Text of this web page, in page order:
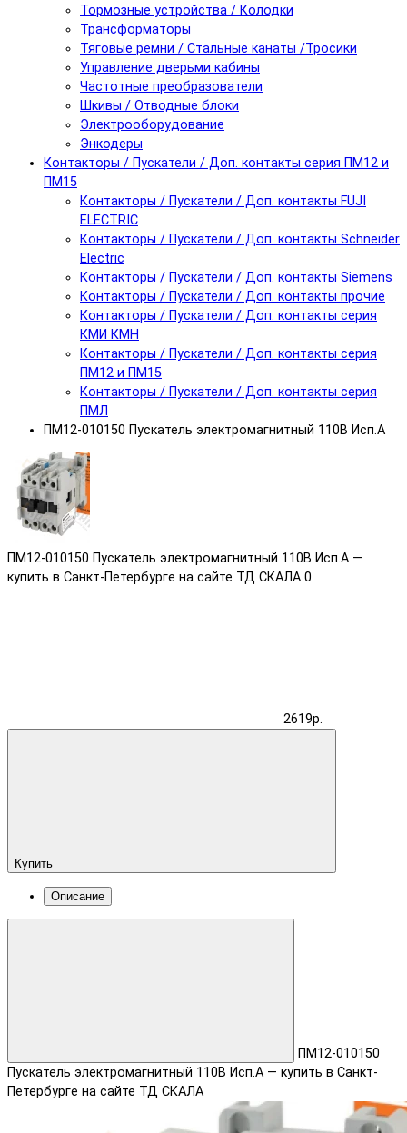
Тормозные устройства / Колодки
Трансформаторы
Тяговые ремни / Стальные канаты /Тросики
Управление дверьми кабины
Частотные преобразователи
Шкивы / Отводные блоки
Электрооборудование
Энкодеры
Контакторы / Пускатели / Доп. контакты серия ПМ12 и
ПМ15
Контакторы / Пускатели / Доп. контакты FUJI
ELECTRIC
Контакторы / Пускатели / Доп. контакты Schneider
Electric
Контакторы / Пускатели / Доп. контакты Siemens
Контакторы / Пускатели / Доп. контакты прочие
Контакторы / Пускатели / Доп. контакты серия
КМИ КМН
Контакторы / Пускатели / Доп. контакты серия
ПМ12 и ПМ15
Контакторы / Пускатели / Доп. контакты серия
ПМЛ
ПМ12-010150 Пускатель электромагнитный 110В Исп.А
ПМ12-010150 Пускатель электромагнитный 110В Исп.А —
купить в Санкт-Петербурге на сайте ТД СКАЛА 0
2619р.
Купить
Описание
ПМ12-010150
Пускатель электромагнитный 110В Исп.А — купить в Санкт-
Петербурге на сайте ТД СКАЛА